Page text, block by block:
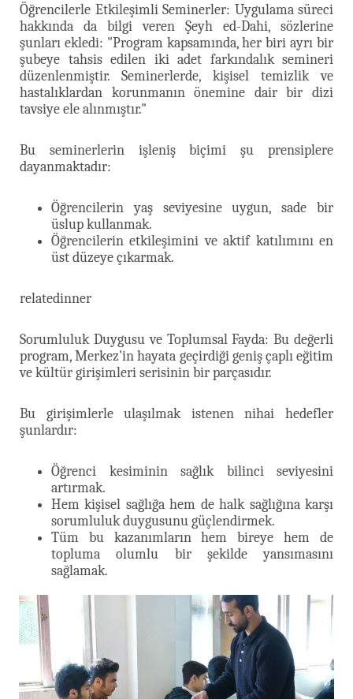
Öğrencilerle Etkileşimli Seminerler: Uygulama süreci
hakkında da bilgi veren Şeyh ed-Dahi, sözlerine
şunları ekledi: "Program kapsamında, her biri ayrı bir
şubeye tahsis edilen iki adet farkındalık semineri
düzenlenmiştir. Seminerlerde, kişisel temizlik ve
hastalıklardan korunmanın önemine dair bir dizi
tavsiye ele alınmıştır."
Bu seminerlerin işleniş biçimi şu prensiplere
dayanmaktadır:
Öğrencilerin yaş seviyesine uygun, sade bir
üslup kullanmak.
Öğrencilerin etkileşimini ve aktif katılımını en
üst düzeye çıkarmak.
relatedinner
Sorumluluk Duygusu ve Toplumsal Fayda: Bu değerli
program, Merkez'in hayata geçirdiği geniş çaplı eğitim
ve kültür girişimleri serisinin bir parçasıdır.
Bu girişimlerle ulaşılmak istenen nihai hedefler
şunlardır:
Öğrenci kesiminin sağlık bilinci seviyesini
artırmak.
Hem kişisel sağlığa hem de halk sağlığına karşı
sorumluluk duygusunu güçlendirmek.
Tüm bu kazanımların hem bireye hem de
topluma olumlu bir şekilde yansımasını
sağlamak.